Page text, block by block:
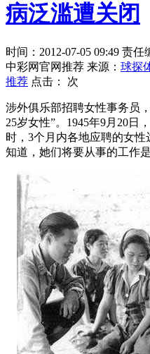
病泛滥遭关闭
时间：2012-07-05 09:49 责
中彩网官网推荐 来源： 球探
推荐 点击： 次
涉外俱乐部招聘女性事务员
25岁女性”。1945年9月20日
时，3个月内各地应聘的女
知道，她们将要从事的工作